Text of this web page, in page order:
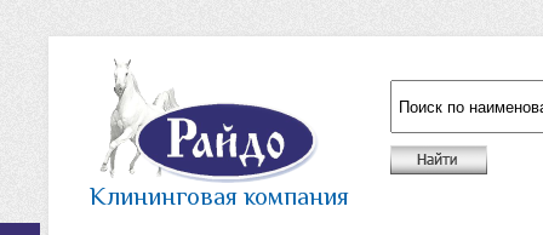
Клининговая компания